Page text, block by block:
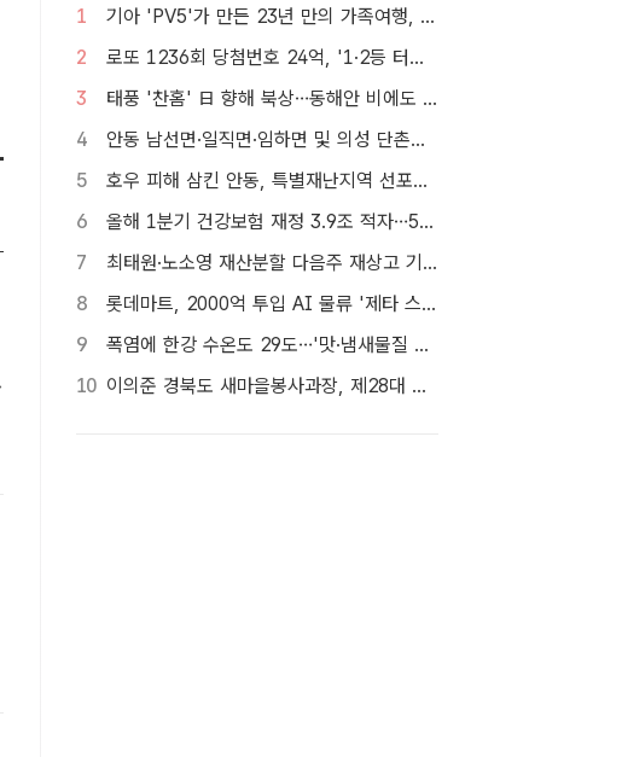
1
기아 'PV5'가 만든 23년 만의 가족여행, 1000만뷰 달성
2
로또 1236회 당첨번호 24억, '1·2등 터졌지만 그게 또 없네'
3
태풍 '찬홈' 日 향해 북상…동해안 비에도 서쪽 폭염 계속
4
안동 남선면·일직면·임하면 및 의성 단촌면 세금 납부 연장
5
호우 피해 삼킨 안동, 특별재난지역 선포…'일상 회복' 총력전
6
올해 1분기 건강보험 재정 3.9조 적자…5년 만에 흑자 행진 중단
7
최태원·노소영 재산분할 다음주 재상고 기한…향방 주목
8
롯데마트, 2000억 투입 AI 물류 '제타 스마트센터 부산' 오픈
9
폭염에 한강 수온도 29도…'맛·냄새물질 경보제' 도입
10
이의준 경북도 새마을봉사과장, 제28대 울릉부군수 취임